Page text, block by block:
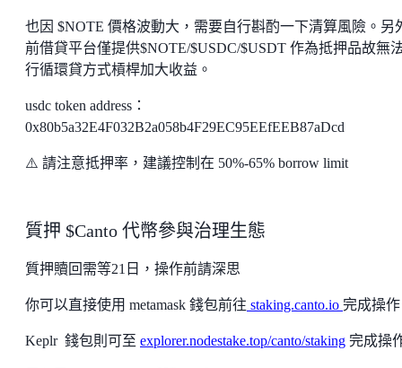
也因 $NOTE 價格波動大，需要自行斟酌一下清算風險。另
前借貸平台僅提供$NOTE/$USDC/$USDT 作為抵押品故無
行循環貸方式槓桿加大收益。
usdc token address：
0x80b5a32E4F032B2a058b4F29EC95EEfEEB87aDcd
⚠️ 請注意抵押率，建議控制在 50%-65% borrow limit
質押 $Canto 代幣參與治理生態
質押贖回需等21日，操作前請深思
你可以直接使用 metamask 錢包前往 staking.canto.io 完成操作
Keplr 錢包則可至 explorer.nodestake.top/canto/staking 完成操